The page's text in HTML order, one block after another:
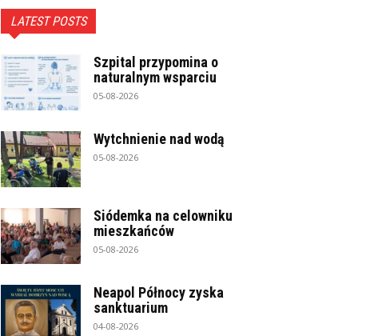
LATEST POSTS
Szpital przypomina o
naturalnym wsparciu
05-08-2026
Wytchnienie nad wodą
05-08-2026
Siódemka na celowniku
mieszkańców
05-08-2026
Neapol Północy zyska
sanktuarium
04-08-2026